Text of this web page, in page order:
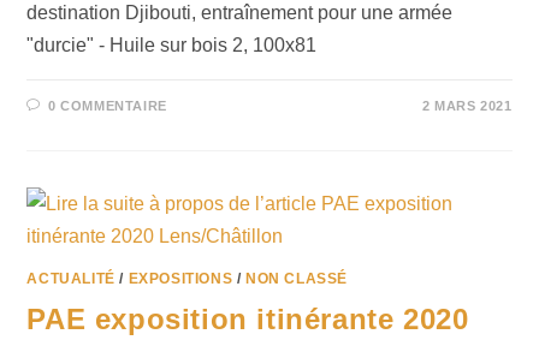
destination Djibouti, entraînement pour une armée
"durcie" - Huile sur bois 2, 100x81
0 COMMENTAIRE 2 MARS 2021
ACTUALITÉ / EXPOSITIONS /NON CLASSÉ
PAE exposition itinérante 2020